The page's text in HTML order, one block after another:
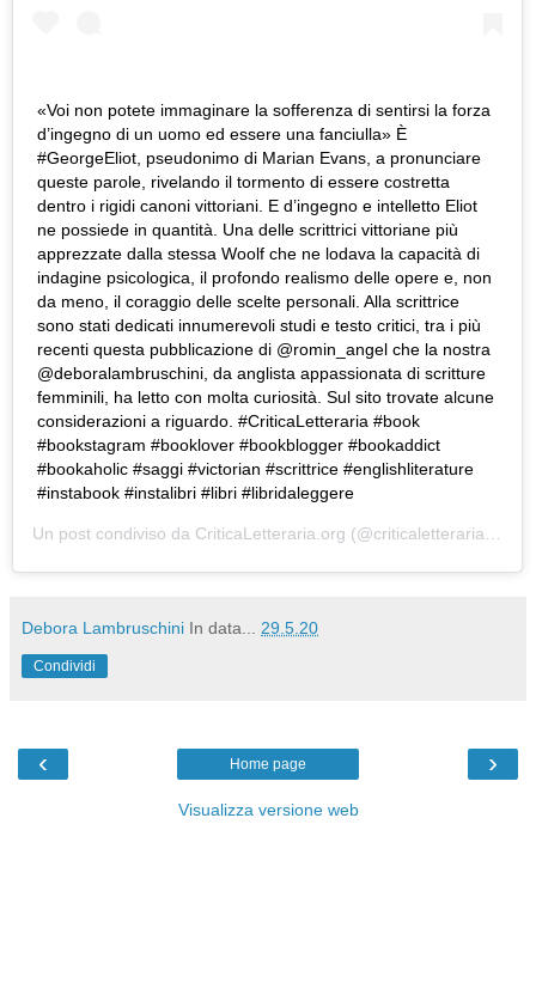
«Voi non potete immaginare la sofferenza di sentirsi la forza
d’ingegno di un uomo ed essere una fanciulla» È
#GeorgeEliot, pseudonimo di Marian Evans, a pronunciare
queste parole, rivelando il tormento di essere costretta
dentro i rigidi canoni vittoriani. E d’ingegno e intelletto Eliot
ne possiede in quantità. Una delle scrittrici vittoriane più
apprezzate dalla stessa Woolf che ne lodava la capacità di
indagine psicologica, il profondo realismo delle opere e, non
da meno, il coraggio delle scelte personali. Alla scrittrice
sono stati dedicati innumerevoli studi e testo critici, tra i più
recenti questa pubblicazione di @romin_angel che la nostra
@deboralambruschini, da anglista appassionata di scritture
femminili, ha letto con molta curiosità. Sul sito trovate alcune
considerazioni a riguardo. #CriticaLetteraria #book
#bookstagram #booklover #bookblogger #bookaddict
#bookaholic #saggi #victorian #scrittrice #englishliterature
#instabook #instalibri #libri #libridaleggere
Un post condiviso da CriticaLetteraria.org (@criticaletteraria) in data:
Debora Lambruschini In data... 29.5.20
Condividi
‹ ›
Home page
Visualizza versione web